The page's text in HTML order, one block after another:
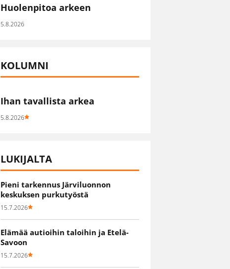
Huolenpitoa arkeen
5.8.2026
KOLUMNI
Ihan tavallista arkea
5.8.2026
LUKIJALTA
Pieni tarkennus Järviluonnon
keskuksen purkutyöstä
15.7.2026
Elämää autioihin taloihin ja Etelä-
Savoon
15.7.2026